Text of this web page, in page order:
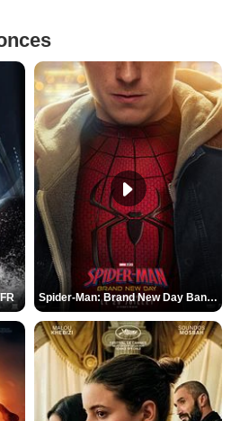
Spider-Man: Brand New Day Bande-annonce VO STFR